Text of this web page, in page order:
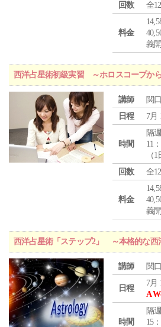
回数
全
料金
義
西洋占星術初級実習 ～ホロスコープか
講師
関
日程
7月
時間
隔
11
（
回数
全
料金
義
西洋占星術「ステップ2」 ～本格的な西
講師 関
日程
7月
A
時間
隔
15